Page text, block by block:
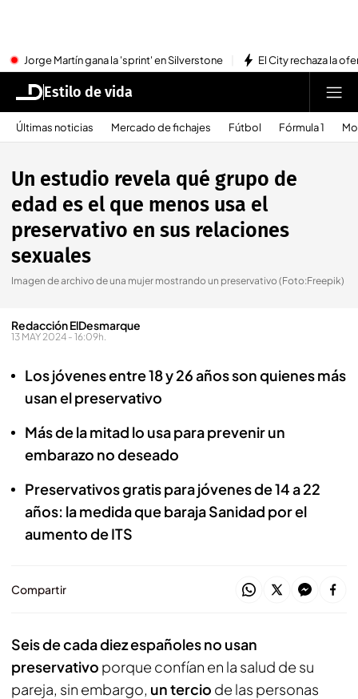
Jorge Martín gana la 'sprint' en Silverstone El City rechaza la
Estilo de vida
Últimas noticias Mercado de fichajes Fútbol Fórmula 1
Un estudio revela qué grupo de
edad es el que menos usa el
preservativo en sus relaciones
sexuales
Imagen de archivo de una mujer mostrando un preservativo (Foto:Freepik)
Redacción ElDesmarque
13 MAY 2024 - 16:09h.
Los jóvenes entre 18 y 26 años son quienes más
usan el preservativo
Más de la mitad lo usa para prevenir un
embarazo no deseado
Preservativos gratis para jóvenes de 14 a 22
años: la medida que baraja Sanidad por el
aumento de ITS
Compartir
Seis de cada diez españoles no usan
preservativo porque confían en la salud de su
pareja, sin embargo, un tercio de las personas